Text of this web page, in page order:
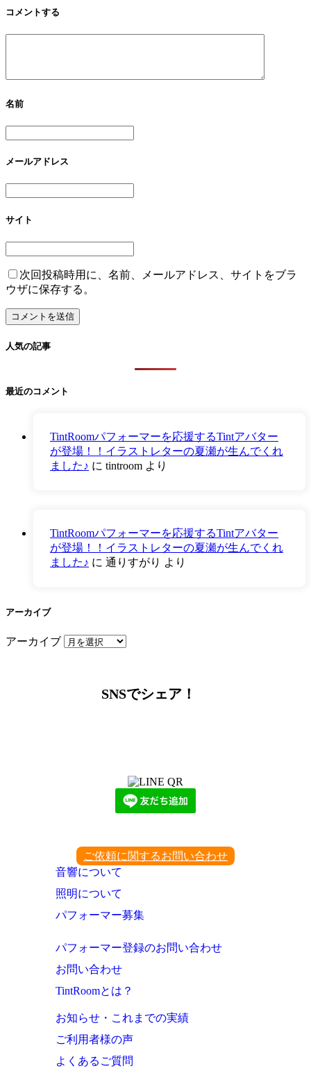
コメントする
名前
メールアドレス
サイト
次回投稿時用に、名前、メールアドレス、サイトをブラ
ウザに保存する。
人気の記事
最近のコメント
TintRoomパフォーマーを応援するTintアバター
が登場！！イラストレターの夏瀬が生んでくれ
ました♪ に tintroom より
TintRoomパフォーマーを応援するTintアバター
が登場！！イラストレターの夏瀬が生んでくれ
ました♪ に 通りすがり より
アーカイブ
アーカイブ
SNSでシェア！
ご依頼に関するお問い合わせ
音響について
照明について
パフォーマー募集
パフォーマー登録のお問い合わせ
お問い合わせ
TintRoomとは？
お知らせ・これまでの実績
ご利用者様の声
よくあるご質問